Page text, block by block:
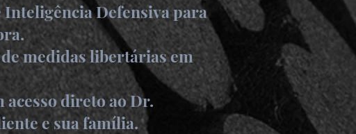
Inteligência Defensiva para
medidas libertárias em
acesso direto ao Dr.
e sua família.